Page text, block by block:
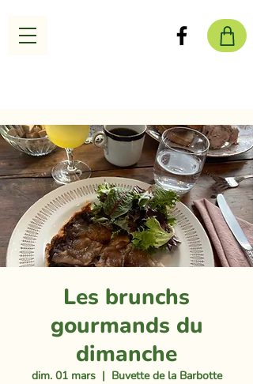
Les brunchs
gourmands du
dimanche
dim. 01 mars
  |
Buvette de la Barbotte